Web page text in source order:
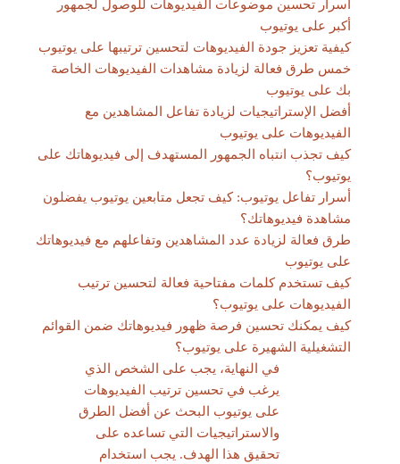
أسرار تحسين موضوعات الفيديوهات للوصول لجمهور
أكبر على يوتيوب
كيفية تعزيز جودة الفيديوهات لتحسين ترتيبها على يوتيوب
خمس طرق فعالة لزيادة مشاهدات الفيديوهات الخاصة
بك على يوتيوب
أفضل الإستراتيجيات لزيادة تفاعل المشاهدين مع
الفيديوهات على يوتيوب
كيف تجذب انتباه الجمهور المستهدف إلى فيديوهاتك على
يوتيوب؟
أسرار تفاعل يوتيوب: كيف تجعل متابعين يوتيوب يفضلون
مشاهدة فيديوهاتك؟
طرق فعالة لزيادة عدد المشاهدين وتفاعلهم مع فيديوهاتك
على يوتيوب
كيف تستخدم كلمات مفتاحية فعالة لتحسين ترتيب
الفيديوهات على يوتيوب؟
كيف يمكنك تحسين فرصة ظهور فيديوهاتك ضمن القوائم
التشغيلية الشهيرة على يوتيوب؟
في النهاية، يجب على الشخص الذي
يرغب في تحسين ترتيب الفيديوهات
على يوتيوب البحث عن أفضل الطرق
والاستراتيجيات التي تساعده على
تحقيق هذا الهدف. يجب استخدام